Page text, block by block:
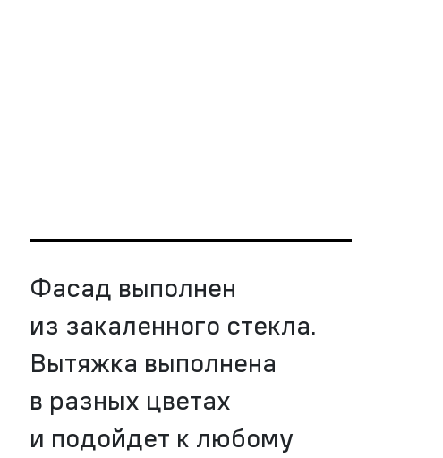
Фасад выполнен
из закаленного стекла.
Вытяжка выполнена
в разных цветах
и подойдет к любому